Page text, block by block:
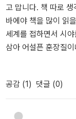
타자 또한한마디로
요. 문학이 가진 이
힘이라 할 수 있습니
분노라는 감정의 소
같다. 그런데 <파이
을 강조하며 101통의
도 들었다. 수상이라
니라, 세상이 어떤
에게 좋을 수도 나쁠
의 손을 거쳐 근사한
의 내용을 더 깊고 의
떤 책을 읽느냐 못지
중요하다. 좋은 독자
확인할 필요가 있다.
속독도 좋지만 기왕
지 않고, 심지어는
고 맙니다. 책 따로
바에야 책을 많이 읽
세계를 접하면서 시
삼아 어설픈 훈장질
떻게 진행해야하는
깃거리가 없는 독서
나 나 혼자인 날도 있
있었다. 운영방식에
공감 (1) 댓글 (0)